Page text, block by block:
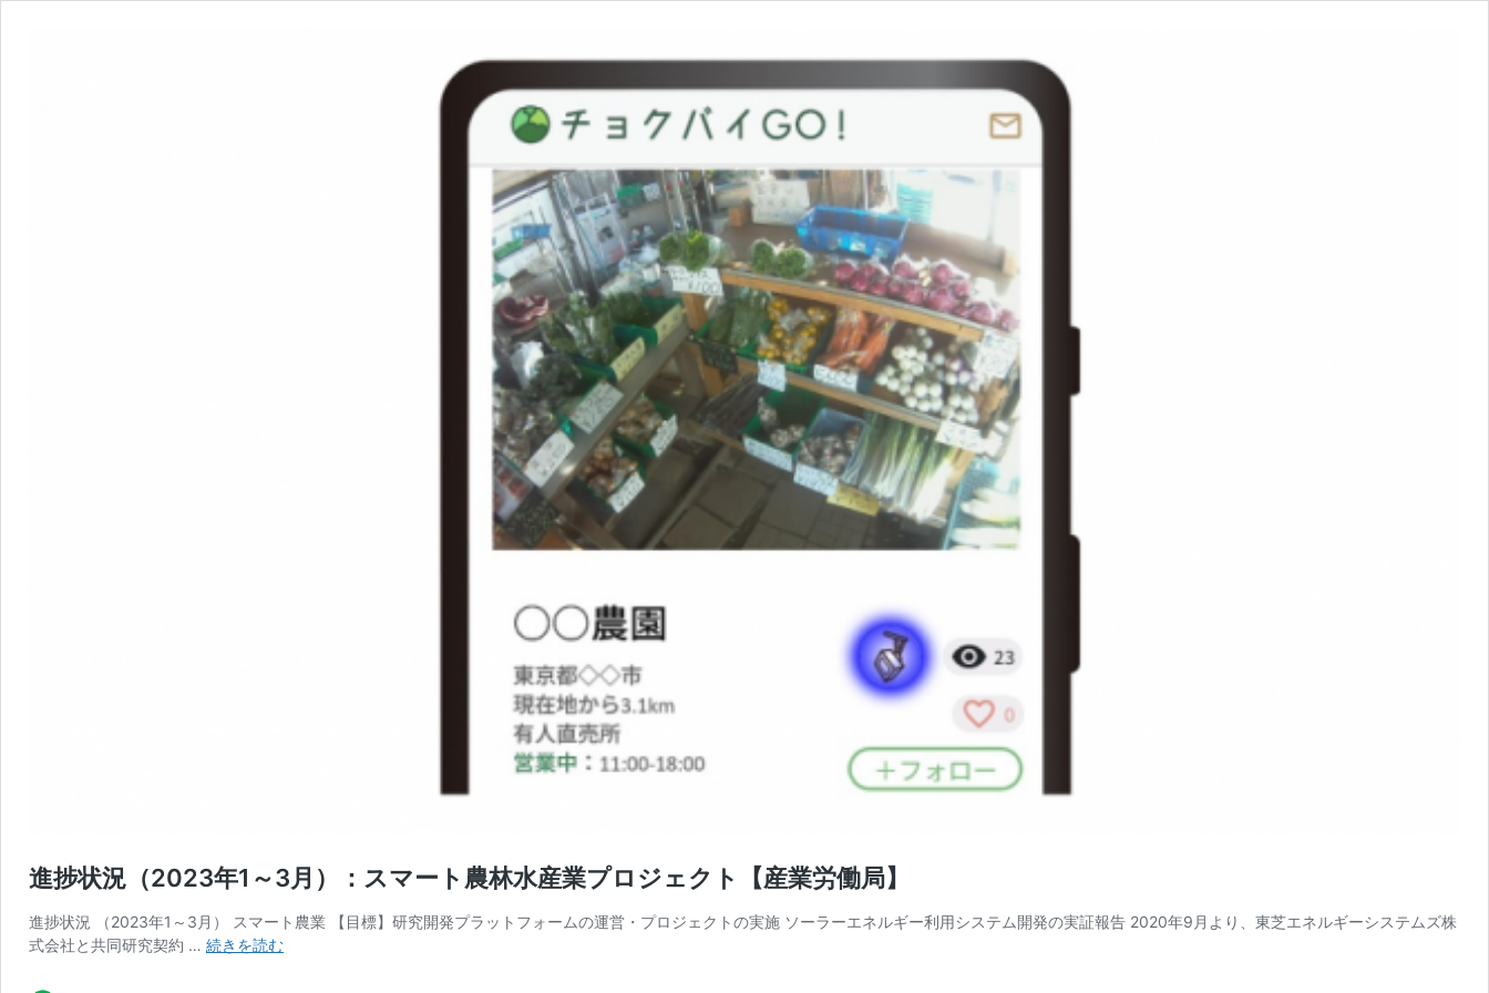
進捗状況（2023年1～3月）：スマート農林水産業プロジェクト【産業労働局】
進捗状況 （2023年1～3月） スマート農業 【目標】研究開発プラットフォームの運営・プロジェクトの実施 ソーラーエネルギー利用システム開発の実証報告 2020年9月より、東芝エネルギーシステムズ株
式会社と共同研究契約 … 続きを読む進